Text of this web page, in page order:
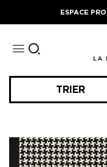
ESPACE PRO
TRIER